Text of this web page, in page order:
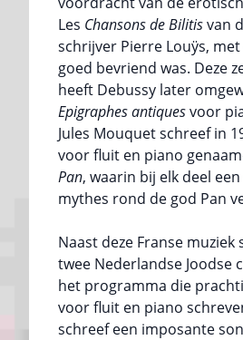
Les Chansons de Bilitisvan
schrijver Pierre Louÿs,
goed bevriend was. Deze
heeft Debussy later
Epigraphes antiquesvoor
Jules Mouquet schreef in
voor fluit en piano
Pan, waarin bij elk deel
mythes rond de god Pan
Naast deze Franse muziek
twee Nederlandse Joodse
het programma die
voor fluit en piano
schreef een imposante